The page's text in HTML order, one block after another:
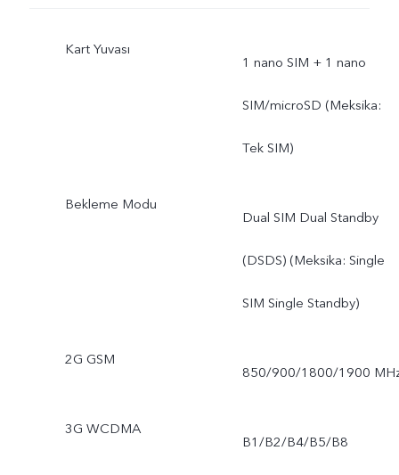
Kart Yuvası
1 nano SIM + 1 nano
SIM/microSD (Meksika:
Tek SIM)
Bekleme Modu
Dual SIM Dual Standby
(DSDS) (Meksika: Single
SIM Single Standby)
2G GSM
850/900/1800/1900
3G WCDMA
B1/B2/B4/B5/B8